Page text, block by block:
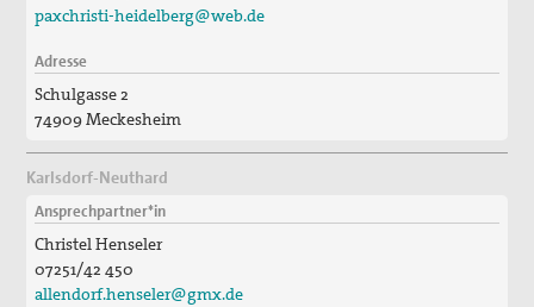
Israel/Palästina
Minderheiten, Migration und Flucht
Rüstungsexporte
Sicherheit neu denken
paxchristi-heidelberg@web.de
Adresse
Schulgasse 2
74909 Meckesheim
Karlsdorf-Neuthard
Ansprechpartner*in
Christel Henseler
07251/42 450
allendorf.henseler@gmx.de